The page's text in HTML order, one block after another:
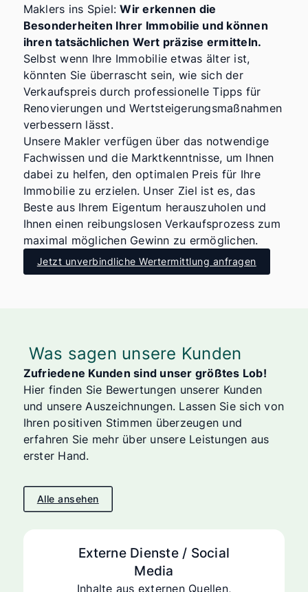
Maklers ins Spiel:Wir erkennen die
Besonderheiten Ihrer Immobilie und können
ihren tatsächlichen Wert präzise ermitteln.
Selbst wenn Ihre Immobilie etwas älter ist,
könnten Sie überrascht sein, wie sich der
Verkaufspreis durch professionelle Tipps für
Renovierungen und Wertsteigerungsmaßnahmen
verbessern lässt.
Unsere Makler verfügen über das notwendige
Fachwissen und die Marktkenntnisse, um Ihnen
dabei zu helfen, den optimalen Preis für Ihre
Immobilie zu erzielen. Unser Ziel ist es, das
Beste aus Ihrem Eigentum herauszuholen und
Ihnen einen reibungslosen Verkaufsprozess zum
maximal möglichen Gewinn zu ermöglichen.
Jetzt unverbindliche Wertermittlung anfragen
Was sagen unsere Kunden
Zufriedene Kunden sind unser größtes Lob!
Hier finden Sie Bewertungen unserer Kunden
und unsere Auszeichnungen. Lassen Sie sich von
Ihren positiven Stimmen überzeugen und
erfahren Sie mehr über unsere Leistungen aus
erster Hand.
Alle ansehen
Externe Dienste / Social
Media
Inhalte aus externen Quellen,